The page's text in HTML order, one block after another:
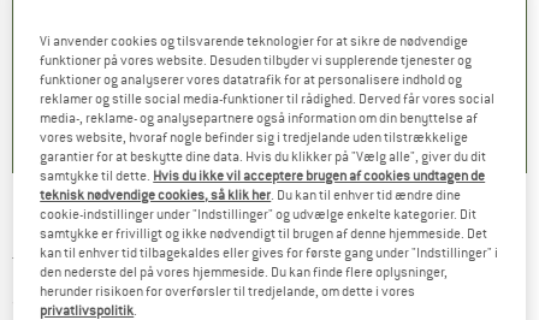
pris
€ Pris
14,95 €Nedsat pris
12,71 €
5,0(1)
5,0(5)
Rice - Ceramic Serving Dish with Fish Shape -
Tallerken
(0)
Vi anvender cookies og tilsvarende teknologier for at sikre de nødvendige
funktioner på vores website. Desuden tilbyder vi supplerende tjenester og
funktioner og analyserer vores datatrafik for at personalisere indhold og
reklamer og stille social media-funktioner til rådighed. Derved får vores social
media-, reklame- og analysepartnere også information om din benyttelse af
vores website, hvoraf nogle befinder sig i tredjelande uden tilstrækkelige
garantier for at beskytte dine data. Hvis du klikker på "Vælg alle", giver du dit
samtykke til dette. Hvis du ikke vil acceptere brugen af cookies undtagen de
teknisk nødvendige cookies, så klik her . Du kan til enhver tid ændre dine
cookie-indstillinger under "Indstillinger" og udvælge enkelte kategorier. Dit
samtykke er frivilligt og ikke nødvendigt til brugen af denne hjemmeside. Det
kan til enhver tid tilbagekaldes eller gives for første gang under "Indstillinger" i
den nederste del på vores hjemmeside. Du kan finde flere oplysninger,
herunder risikoen for overførsler til tredjelande, om dette i vores
privatlivspolitik